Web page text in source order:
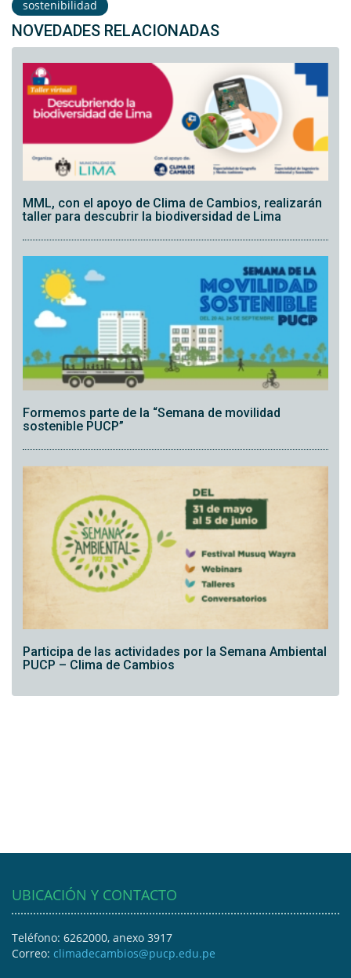
sostenibilidad
NOVEDADES RELACIONADAS
MML, con el apoyo de Clima de Cambios, realizarán
taller para descubrir la biodiversidad de Lima
Formemos parte de la “Semana de movilidad
sostenible PUCP”
Participa de las actividades por la Semana Ambiental
PUCP – Clima de Cambios
UBICACIÓN Y CONTACTO
Teléfono: 6262000, anexo 3917
Correo: climadecambios@pucp.edu.pe